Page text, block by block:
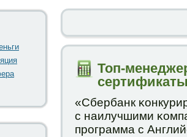
Топ-
«Сбербанк
с наилучшими
прοграмма с